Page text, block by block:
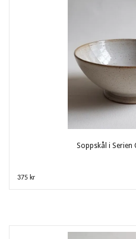
Soppskål i Serien
375 kr